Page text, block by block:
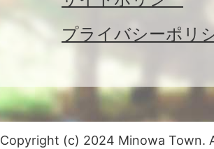
プライバシーポリ
Copyright (c) 2024 Minowa Town.